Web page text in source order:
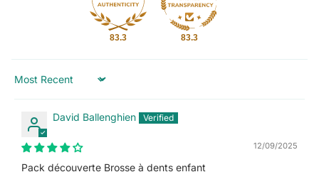
83.3 83.3
Sort by
David Ballenghien
12/09/2025
Pack découverte Brosse à dents enfant